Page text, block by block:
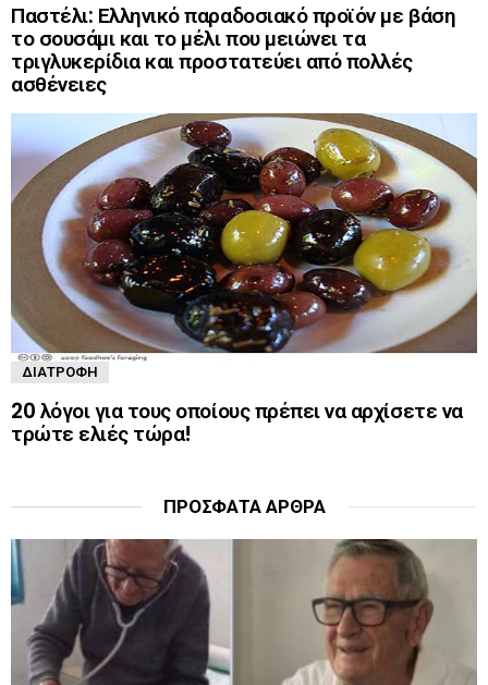
Παστέλι: Ελληνικό παραδοσιακό προϊόν με βάση
το σουσάμι και το μέλι που μειώνει τα
τριγλυκερίδια και προστατεύει από πολλές
ασθένειες
ΔΙΑΤΡΟΦΉ
20 λόγοι για τους οποίους πρέπει να αρχίσετε να
τρώτε ελιές τώρα!
ΠΡΌΣΦΑΤΑ ΆΡΘΡΑ